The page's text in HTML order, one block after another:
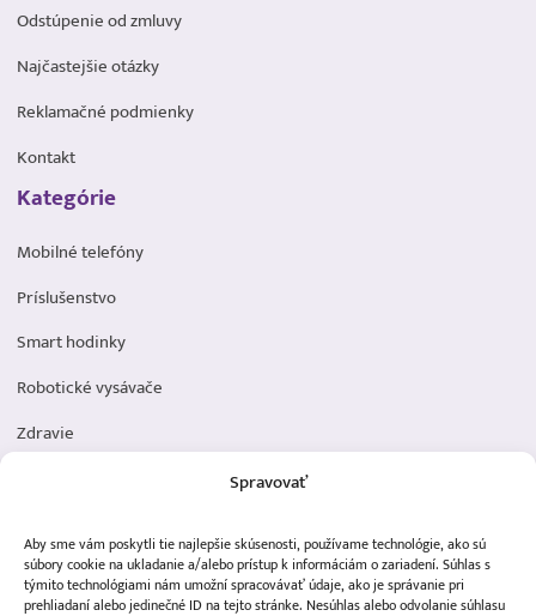
Spravovať
Aby sme vám poskytli tie najlepšie skúsenosti, používame technológie, ako sú
súbory cookie na ukladanie a/alebo prístup k informáciám o zariadení. Súhlas s
týmito technológiami nám umožní spracovávať údaje, ako je správanie pri
prehliadaní alebo jedinečné ID na tejto stránke. Nesúhlas alebo odvolanie súhlasu
Odstúpenie od zmluvy
Najčastejšie otázky
Reklamačné podmienky
Kontakt
Kategórie
Mobilné telefóny
Príslušenstvo
Smart hodinky
Robotické vysávače
Zdravie
Dôležité odkazy